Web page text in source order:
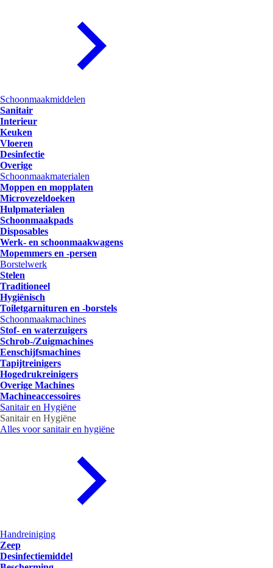
Schoonmaakmiddelen
Sanitair
Interieur
Keuken
Vloeren
Desinfectie
Overige
Schoonmaakmaterialen
Moppen en mopplaten
Microvezeldoeken
Hulpmaterialen
Schoonmaakpads
Disposables
Werk- en schoonmaakwagens
Mopemmers en -persen
Borstelwerk
Stelen
Traditioneel
Hygiënisch
Toiletgarnituren en -borstels
Schoonmaakmachines
Stof- en waterzuigers
Schrob-/Zuigmachines
Eenschijfsmachines
Tapijtreinigers
Hogedrukreinigers
Overige Machines
Machineaccessoires
Sanitair en Hygiëne
Sanitair en Hygiëne
Alles voor sanitair en hygiëne
Handreiniging
Zeep
Desinfectiemiddel